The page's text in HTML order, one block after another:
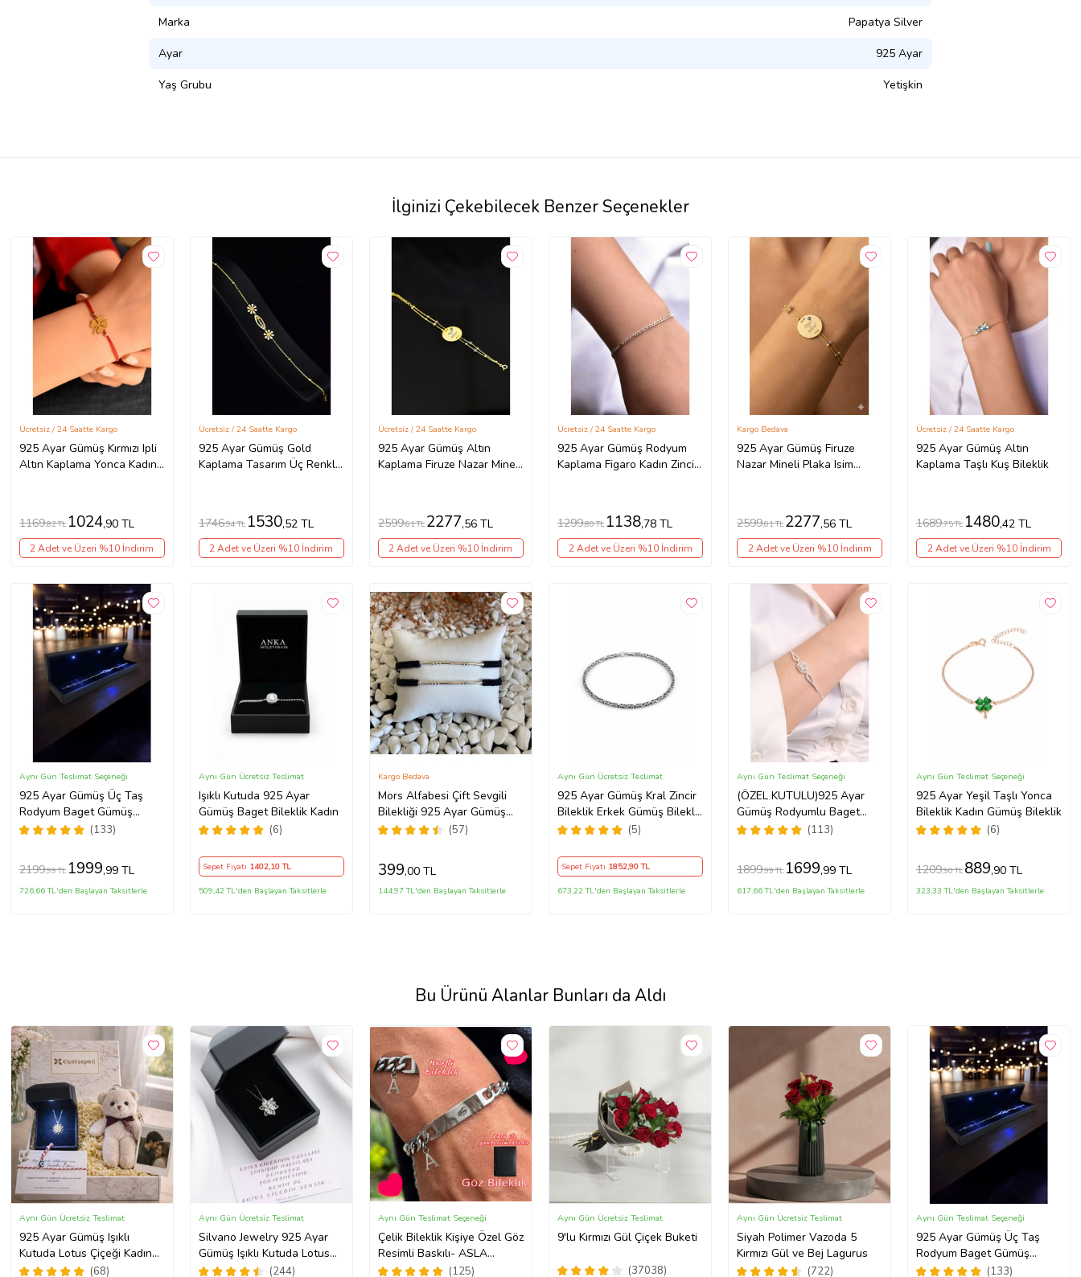
Marka Papatya Silver
Ayar 925 Ayar
Yaş Grubu Yetişkin
İlginizi Çekebilecek Benzer Seçenekler
925 Ayar Gümüş Kırmızı Ipli
Altın Kaplama Yonca Kadın
Ücretsiz / 24 Saatte Kargo
1169,82 TL 1024,90 TL
2 Adet ve Üzeri %10 İndirim
925 Ayar Gümüş Gold
Kaplama Tasarım Üç Renkli
Ücretsiz / 24 Saatte Kargo
1746,94 TL 1530,52 TL
2 Adet ve Üzeri %10 İndirim
925 Ayar Gümüş Altın
Kaplama Firuze Nazar Mineli
Ücretsiz / 24 Saatte Kargo
2599,61 TL 2277,56 TL
2 Adet ve Üzeri %10 İndirim
925 Ayar Gümüş Rodyum
Kaplama Figaro Kadın Zincir
Ücretsiz / 24 Saatte Kargo
1299,80 TL 1138,78 TL
2 Adet ve Üzeri %10 İndirim
925 Ayar Gümüş Firuze
Nazar Mineli Plaka Isim
Kargo Bedava
2599,61 TL 2277,56 TL
2 Adet ve Üzeri %10 İndirim
925 Ayar Gümüş Altın
Kaplama Taşlı Kuş Bileklik
Ücretsiz / 24 Saatte Kargo
1689,75 TL 1480,42 TL
2 Adet ve Üzeri %10 İndirim
925 Ayar Gümüş Üç Taş
Rodyum Baget Gümüş
Bileklik(IŞIKLI KUTULU)
(133)
Aynı Gün Teslimat Seçeneği
2199,99 TL 1999,99 TL
726,66 TL'den Başlayan Taksitlerle
Işıklı Kutuda 925 Ayar
Gümüş Baget Bileklik Kadın
(6)
Aynı Gün Ücretsiz Teslimat
Sepet Fiyatı 1402,10 TL
509,42 TL'den Başlayan Taksitlerle
Mors Alfabesi Çift Sevgili
Bilekliği 925 Ayar Gümüş
Örgülü (2 Adet) + 1 Adet
(57)
Kargo Bedava
399,00 TL
144,97 TL'den Başlayan Taksitlerle
925 Ayar Gümüş Kral Zincir
Bileklik Erkek Gümüş Bileklik
Gümüş Bileklik (Çok Renkli)
(5)
Aynı Gün Ücretsiz Teslimat
Sepet Fiyatı 1852,90 TL
673,22 TL'den Başlayan Taksitlerle
(ÖZEL KUTULU)925 Ayar
Gümüş Rodyumlu Baget
Taşlı Bileklik (113)
Aynı Gün Teslimat Seçeneği
1899,99 TL 1699,99 TL
617,66 TL'den Başlayan Taksitlerle
925 Ayar Yeşil Taşlı Yonca
Bileklik Kadın Gümüş Bileklik
(6)
Aynı Gün Teslimat Seçeneği
1209,90 TL 889,90 TL
323,33 TL'den Başlayan Taksitlerle
Bu Ürünü Alanlar Bunları da Aldı
925 Ayar Gümüş Işıklı
Kutuda Lotus Çiçeği Kadın
Kolye , Peluş Ayıcık
(68)
Aynı Gün Ücretsiz Teslimat
Silvano Jewelry 925 Ayar
Gümüş Işıklı Kutuda Lotus
Kolye
(244)
Aynı Gün Ücretsiz Teslimat
Çelik Bileklik Kişiye Özel Göz
Resimli Baskılı- ASLA
PASLANMAZ (125)
Aynı Gün Teslimat Seçeneği
9'lu Kırmızı Gül Çiçek Buketi
(37038)
Aynı Gün Ücretsiz Teslimat
Siyah Polimer Vazoda 5
Kırmızı Gül ve Bej Lagurus
(722)
Aynı Gün Ücretsiz Teslimat
925 Ayar Gümüş Üç Taş
Rodyum Baget Gümüş
Bileklik(IŞIKLI KUTULU)
(133)
Aynı Gün Teslimat Seçeneği